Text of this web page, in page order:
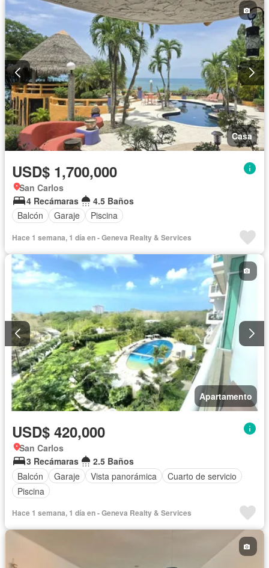
Casa
USD$ 1,700,000
San Carlos
4 Recámaras
4.5 Baños
Balcón
Garaje Piscina
Hace 1 semana, 1 día en - Geneva Realty & Services
Apartamento
USD$ 420,000
San Carlos
3 Recámaras
2.5 Baños
Balcón
Garaje Vista panorámica
Cuarto de servicio
Piscina
Hace 1 semana, 1 día en - Geneva Realty & Services